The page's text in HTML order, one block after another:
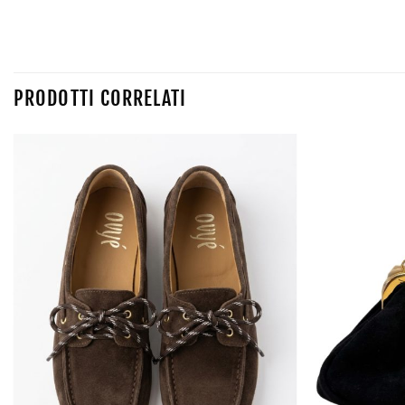
PRODOTTI CORRELATI